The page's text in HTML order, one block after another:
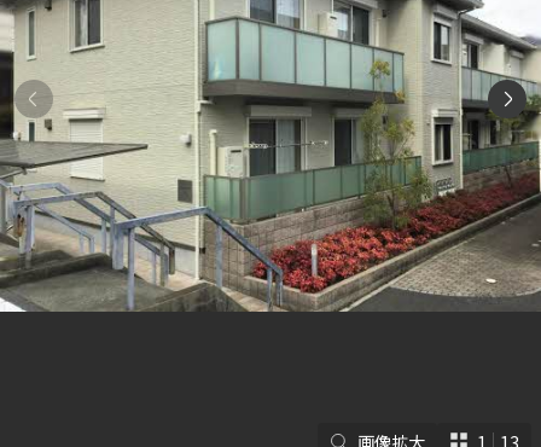
九州
市区郡・路線・駅から探す
通勤・通学時間から探す
地図から探す
人気のカテゴリから探す
画像拡大 1 13